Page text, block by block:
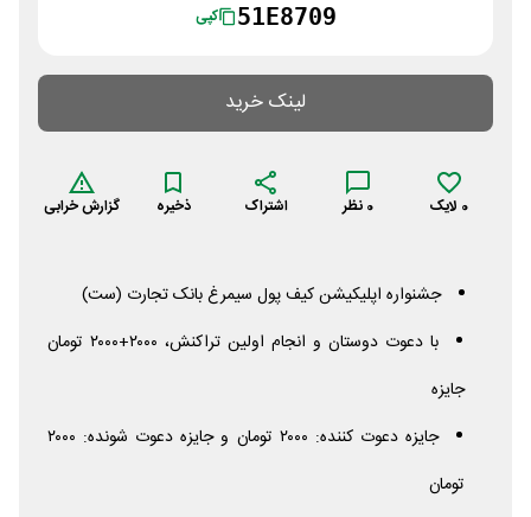
51E8709 کپی
لینک خرید
0 لایک 0 نظر اشتراک ذخیره گزارش خرابی
جشنواره اپلیکیشن کیف پول سیمرغ بانک تجارت (ست)
با دعوت دوستان و انجام اولین تراکنش، ۲۰۰۰+۲۰۰۰ تومان
جایزه
جایزه دعوت کننده: ۲۰۰۰ تومان و جایزه دعوت شونده: ۲۰۰۰
تومان